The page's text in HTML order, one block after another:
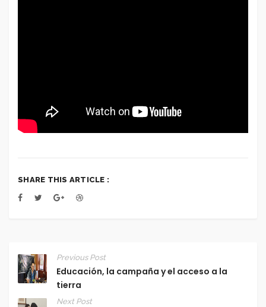
SHARE THIS ARTICLE :
Previous Post
Educación, la campaña y el acceso a la
tierra
Next Post